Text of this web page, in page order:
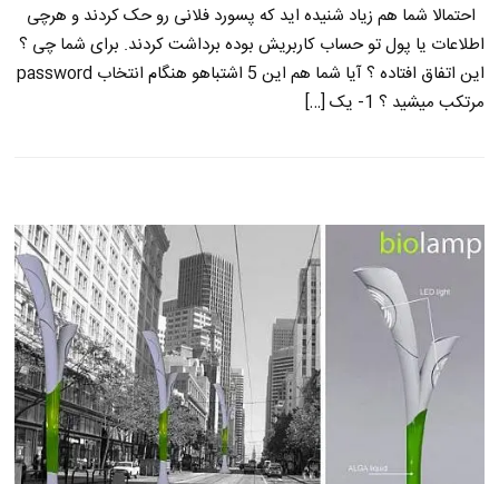
احتمالا شما هم زیاد شنیده اید که پسورد فلانی رو حک کردند و هرچی
اطلاعات یا پول تو حساب کاربریش بوده برداشت کردند. برای شما چی ؟
این اتفاق افتاده ؟ آیا شما هم این 5 اشتباهو هنگام انتخاب password
مرتکب میشید ؟ 1- یک […]